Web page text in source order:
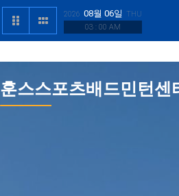
2026 08월 06일
THU
03 : 00 AM
훈스스포츠배드민턴센